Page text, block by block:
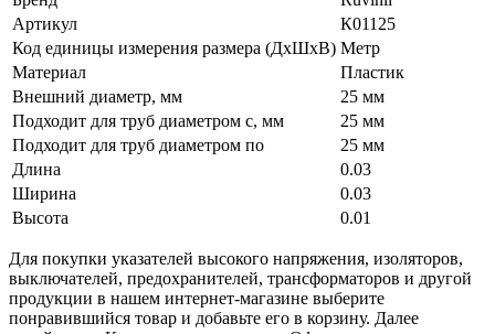
Артикул
К01125
Код единицы измерения размера (ДхШхВ) Метр
Материал
Пластик
Внешний диаметр, мм
25 мм
Подходит для труб диаметром с, мм
25 мм
Подходит для труб диаметром по
25 мм
Длина
0.03
Ширина
0.03
Высота
0.01
Для покупки указателей высокого напряжения, изоляторов,
выключателей, предохранителей, трансформаторов и другой
продукции в нашем интернет-магазине выберите
понравившийся товар и добавьте его в корзину. Далее